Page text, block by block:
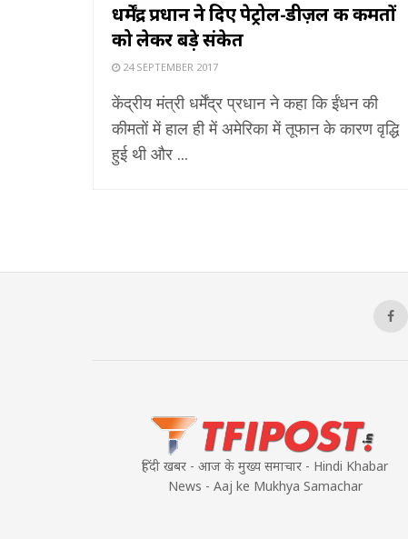
धर्मेंद्र प्रधान ने दिए पेट्रोल-डीज़ल की कीमतों
को लेकर बड़े संकेत
24 SEPTEMBER 2017
केंद्रीय मंत्री धर्मेंद्र प्रधान ने कहा कि ईंधन की
कीमतों में हाल ही में अमेरिका में तूफान के कारण वृद्धि
हुई थी और ...
हिंदी खबर - आज के मुख्य समाचार - Hindi Khabar
News - Aaj ke Mukhya Samachar